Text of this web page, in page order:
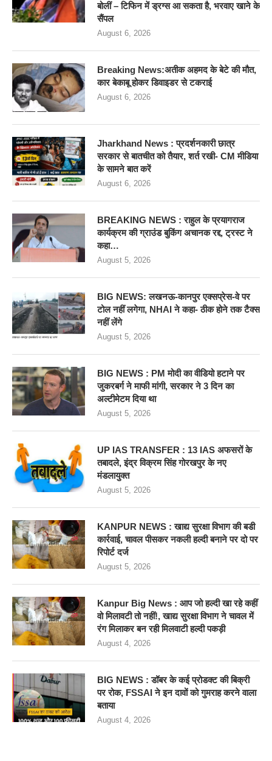
बोलीं – टिफिन में ड्रग्स आ सकता है, भरवाए खाने के
सैंपल
August 6, 2026
Breaking News:अतीक अहमद के बेटे की मौत,
कार बेकाबू होकर डिवाइडर से टकराई
August 6, 2026
Jharkhand News : प्रदर्शनकारी छात्र
सरकार से बातचीत को तैयार, शर्त रखी- CM मीडिया
के सामने बात करें
August 6, 2026
BREAKING NEWS : राहुल के प्रयागराज
कार्यक्रम की ग्राउंड बुकिंग अचानक रद्द, ट्रस्ट ने
कहा…
August 5, 2026
BIG NEWS: लखनऊ-कानपुर एक्सप्रेस-वे पर
टोल नहीं लगेगा, NHAI ने कहा- ठीक होने तक टैक्स
नहीं लेंगे
August 5, 2026
BIG NEWS : PM मोदी का वीडियो हटाने पर
जुकरबर्ग ने माफी मांगी, सरकार ने 3 दिन का
अल्टीमेटम दिया था
August 5, 2026
UP IAS TRANSFER : 13 IAS अफसरों के
तबादले, इंद्र विक्रम सिंह गोरखपुर के नए
मंडलायुक्त
August 5, 2026
KANPUR NEWS : खाद्य सुरक्षा विभाग की बडी
कार्रवाई, चावल पीसकर नकली हल्दी बनाने पर दो पर
रिपोर्ट दर्ज
August 5, 2026
Kanpur Big News : आप जो हल्दी खा रहे कहीं
वो मिलावटी तो नहीं!, खाद्य सुरक्षा विभाग ने चावल में
रंग मिलाकर बन रही मिलवाटी हल्दी पकड़ी
August 4, 2026
BIG NEWS : डॉबर के कई प्रोडक्ट की बिक्री
पर रोक, FSSAI ने इन दावों को गुमराह करने वाला
बताया
August 4, 2026